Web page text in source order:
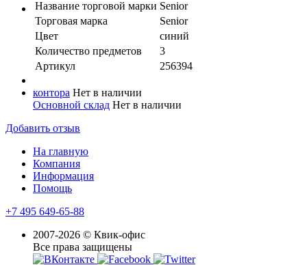
Название торговой марки Senior
Торговая марка
Senior
Цвет
синий
Количество предметов
3
Артикул
256394
контора Нет в наличии
Основной склад Нет в наличии
Добавить отзыв
На главную
Компания
Информация
Помощь
+7 495 649-65-88
2007-2026 © Квик-офис
Все права защищены